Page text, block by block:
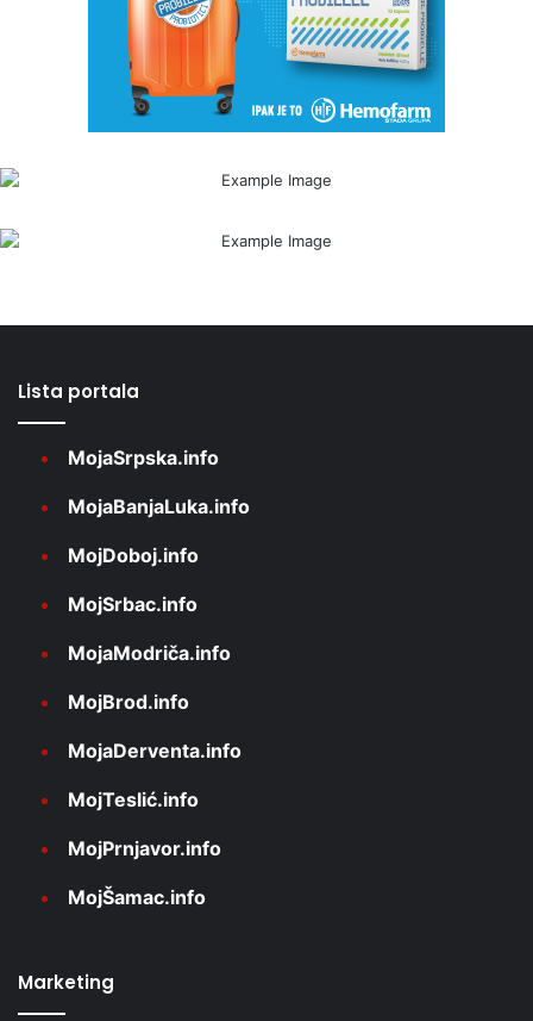
Lista portala
MojaSrpska.info
MojaBanjaLuka.info
MojDoboj.info
MojSrbac.info
MojaModriča.info
MojBrod.info
MojaDerventa.info
MojTeslić.info
MojPrnjavor.info
MojŠamac.info
Marketing